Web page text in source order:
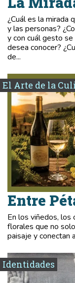
¿Cuál es la mirada
y las personas?
y con cuál gesto
desea conocer?
de...
El Arte de la
Entre
En los viñedos, los
florales que no
paisaje y conectan
Identidades